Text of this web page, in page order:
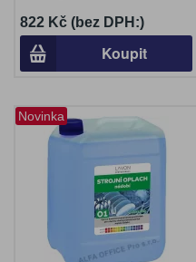
822 Kč (bez DPH:)
Koupit
Novinka